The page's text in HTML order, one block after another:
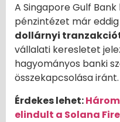
A Singapore Gulf
pénzintézet már eddig
dollárnyi
vállalati keresletet
hagyományos banki
összekapcsolása iránt.
Érdekes lehet:
elindult a Solana